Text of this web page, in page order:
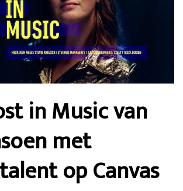
in Music van
met
op Canvas